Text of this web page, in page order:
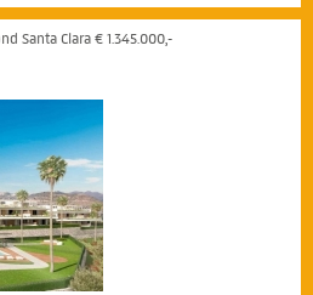
Santa Clara € 1.345.000,-